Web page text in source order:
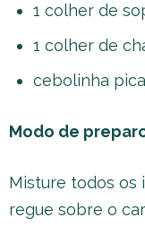
1 colher de
1 colher de
cebolinha
Modo de
Misture todos os
regue sobre o